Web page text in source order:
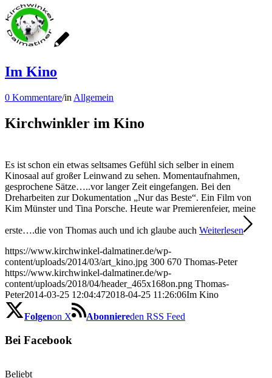
Im Kino
0 Kommentare/in Allgemein
Kirchwinkler im Kino
Es ist schon ein etwas seltsames Gefühl sich selber in einem
Kinosaal auf großer Leinwand zu sehen. Momentaufnahmen,
gesprochene Sätze…..vor langer Zeit eingefangen. Bei den
Dreharbeiten zur Dokumentation „Nur das Beste“. Ein Film von
Kim Münster und Tina Porsche. Heute war Premierenfeier, meine
erste….die von Thomas auch und ich glaube auch Weiterlesen
https://www.kirchwinkel-dalmatiner.de/wp-
content/uploads/2014/03/art_kino.jpg 300 670 Thomas-Peter
https://www.kirchwinkel-dalmatiner.de/wp-
content/uploads/2018/04/header_465x168on.png Thomas-
Peter2014-03-25 12:04:472018-04-25 11:26:06Im Kino
Folgenon X Abonniereden RSS Feed
Bei Facebook
Beliebt